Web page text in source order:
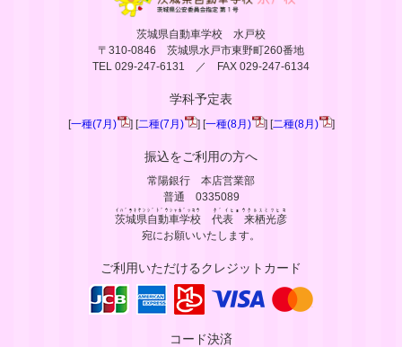
茨城県自動車学校 水戸校
〒310-0846 茨城県水戸市東野町260番地
TEL 029-247-6131 ／ FAX 029-247-6134
学科予定表
[一種(7月) ] [二種(7月) ] [一種(8月) ] [二種(8月) ]
振込をご利用の方へ
常陽銀行 本店営業部
普通 0335089
茨城県自動車学校
ｲﾊﾞﾗｷｹﾝｼﾞﾄﾞｳｼｬｶﾞｯｺｳ
代表 来栖光彦
ﾀﾞｲﾋｮｳｸﾙｽﾐﾂﾋｺ
宛にお願いいたします。
ご利用いただけるクレジットカード
コード決済